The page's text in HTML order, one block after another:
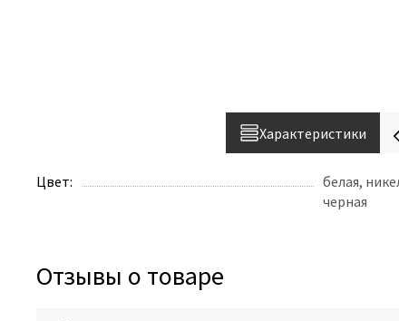
Характеристики
Цвет:
белая,
черная
Отзывы о товаре